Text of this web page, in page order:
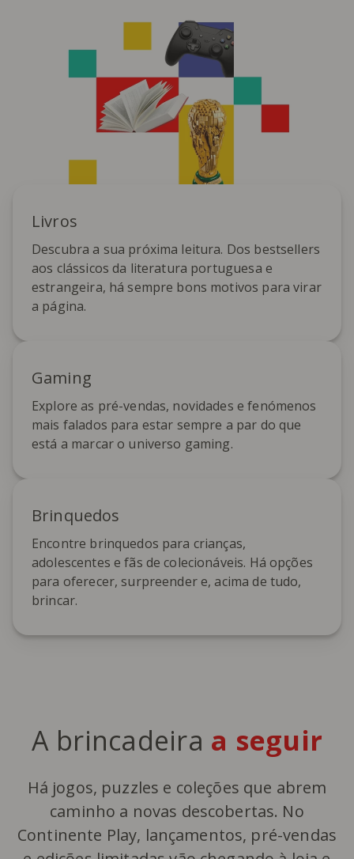
Livros
Descubra a sua próxima leitura. Dos bestsellers
aos clássicos da literatura portuguesa e
estrangeira, há sempre bons motivos para virar
a página.
Gaming
Explore as pré-vendas, novidades e fenómenos
mais falados para estar sempre a par do que
está a marcar o universo gaming.
Brinquedos
Encontre brinquedos para crianças,
adolescentes e fãs de colecionáveis. Há opções
para oferecer, surpreender e, acima de tudo,
brincar.
A brincadeira a seguir
Há jogos, puzzles e coleções que abrem
caminho a novas descobertas. No
Continente Play, lançamentos, pré-vendas